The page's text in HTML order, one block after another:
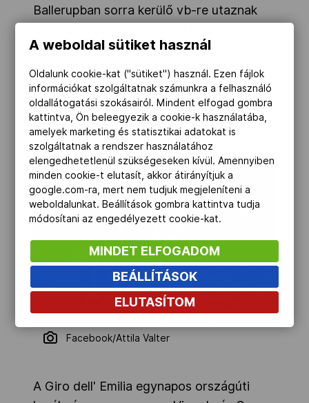
Ballerupban sorra kerülő vb-re utaznak
Rómeó nyerte a keirint, omniumban
Drijver Bertold a második helyen végzett.
Még egy magyar dobogós helyezés
született: férfi sprintben Lovassy második
helyen ért a célba.
Facebook/Attila Valter
A Giro dell' Emilia egynapos országúti
A weboldal sütiket használ
Oldalunk cookie-kat ("sütiket") használ. Ezen fájlok
információkat szolgáltatnak számunkra a felhasználó
oldallátogatási szokásairól. Mindent elfogad gombra
kattintva, Ön beleegyezik a cookie-k használatába,
amelyek marketing és statisztikai adatokat is
szolgáltatnak a rendszer használatához
elengedhetetlenül szükségeseken kívül. Amennyiben
minden cookie-t elutasít, akkor átirányítjuk a
google.com-ra, mert nem tudjuk megjeleníteni a
weboldalunkat. Beállítások gombra kattintva tudja
módosítani az engedélyezett cookie-kat.
MINDET ELFOGADOM
BEÁLLÍTÁSOK
ELUTASÍTOM